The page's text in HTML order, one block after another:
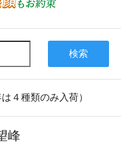
検索
４種類のみ入荷）
峰